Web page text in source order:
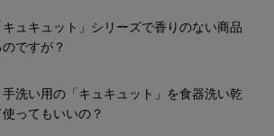
キュキュット」シリーズで香りのない商品
のですが？
手洗い用の「キュキュット」を食器洗い乾
ってもいいの？